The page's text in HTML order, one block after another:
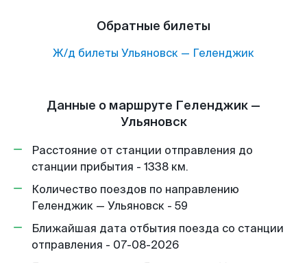
Обратные билеты
Ж/д билеты Ульяновск — Геленджик
Данные о маршруте Геленджик —
Ульяновск
Расстояние от станции отправления до
станции прибытия - 1338 км.
Количество поездов по направлению
Геленджик — Ульяновск - 59
Ближайшая дата отбытия поезда со станции
отправления - 07-08-2026